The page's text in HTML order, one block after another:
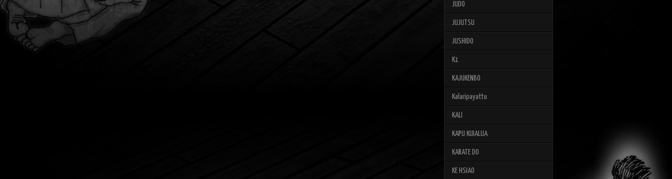
JUDO
JUJUTSU
JUSHIDO
K1
KAJUKENBO
Kalaripayattu
KALI
KAPU KUIALUA
KARATE DO
KE HSIAO